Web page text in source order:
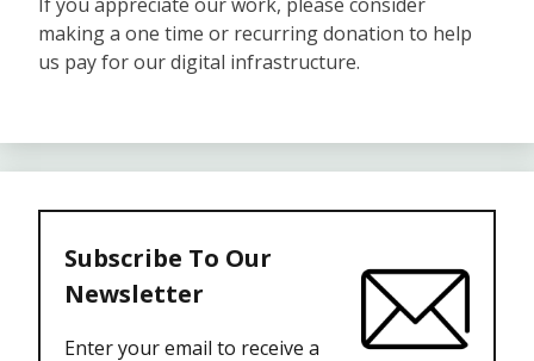
making a one time or recurring donation to help
us pay for our digital infrastructure.
Subscribe To Our
Newsletter
Enter your email to receive a